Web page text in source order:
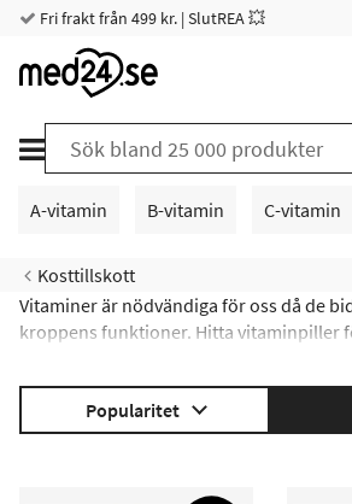
Fri frakt från 499 kr. | SlutREA 💥
A-vitamin B-vitamin C-vitamin
Kosttillskott
Vitaminer är nödvändiga för oss då de
kroppens funktioner. Hitta vitaminpiller
ad är vitaminer ?| Fett- och
|Vitaminguide
Popularitet